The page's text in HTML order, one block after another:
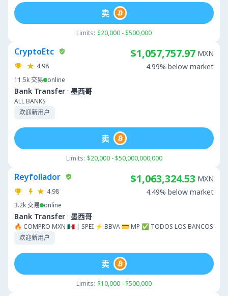
Limits: $20,000 - $500,000
卖
CryptoEtc
4.98
11.5k交易 online
Bank Transfer · 墨西哥
ALL BANKS
欢迎新用户
$1,057,757.97 MXN
4.99% below market
Limits: $20,000 - $50,000,000,000
卖
Reyfollador
4.98
3.2k交易 online
Bank Transfer · 墨西哥
🔥 COMPRO MXN 🇲🇽 | SPEI ⚡ BBVA 💳 MP ✅ TODOS LOS BANCOS
欢迎新用户
$1,063,324.53 MXN
4.49% below market
Limits: $10,000 - $500,000
卖